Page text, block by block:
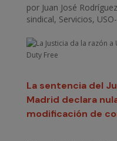
por Juan José Rodríguez
sindical, Servicios,
La sentencia del
Madrid declara
modificación de